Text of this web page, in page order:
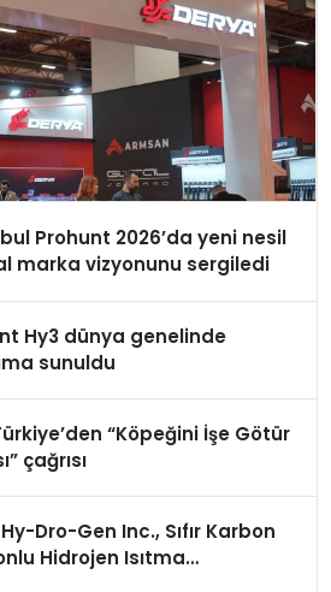
Prohunt 2026’da yeni nesil
marka vizyonunu sergiledi
Hy3 dünya genelinde
sunuldu
“Köpeğini İşe Götür
çağrısı
Dro-Gen Inc., Sıfır Karbon
Hidrojen Isıtma